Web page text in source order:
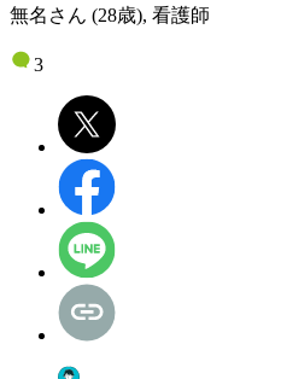
無名さん (28歳), 看護師
3